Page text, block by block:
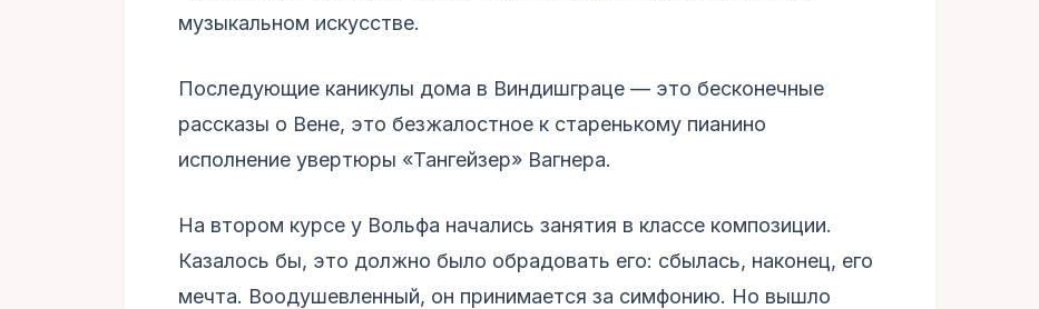
музыкальном искусстве.
Последующие каникулы дома в Виндишграце — это бесконечные
рассказы о Вене, это безжалостное к старенькому пианино
исполнение увертюры «Тангейзер» Вагнера.
На втором курсе у Вольфа начались занятия в классе композиции.
Казалось бы, это должно было обрадовать его: сбылась, наконец, его
мечта. Воодушевленный, он принимается за симфонию. Но вышло